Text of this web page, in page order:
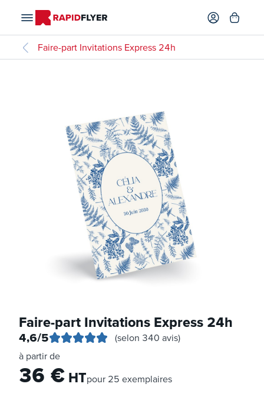
Faire-part Invitations Express 24h
Faire-part Invitations Express 24h
4,6/5
(selon 340 avis)
à partir de
36 €HTpour 25 exemplaires